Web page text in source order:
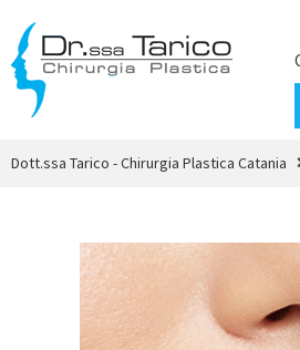
Dott.ssa Tarico - Chirurgia Plastica Catania